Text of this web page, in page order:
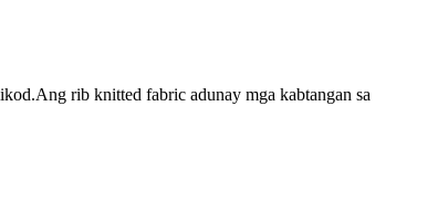
rib knitted fabric adunay mga kabtangan sa